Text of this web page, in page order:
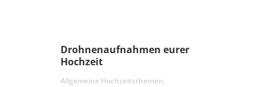
Drohnenaufnahmen eurer
Hochzeit
Allgemeine Hochzeitsthemen,